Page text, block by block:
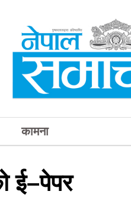
कामना
ई–पेपर